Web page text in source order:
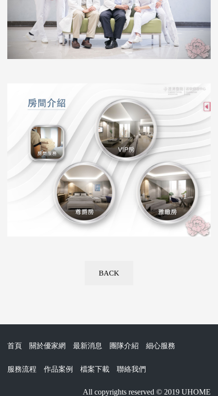
BACK
首頁 關於優家網 最新消息 團隊介紹 細心服務
服務流程 作品案例 檔案下載 聯絡我們
All copyrights reserved © 2019 UHOME